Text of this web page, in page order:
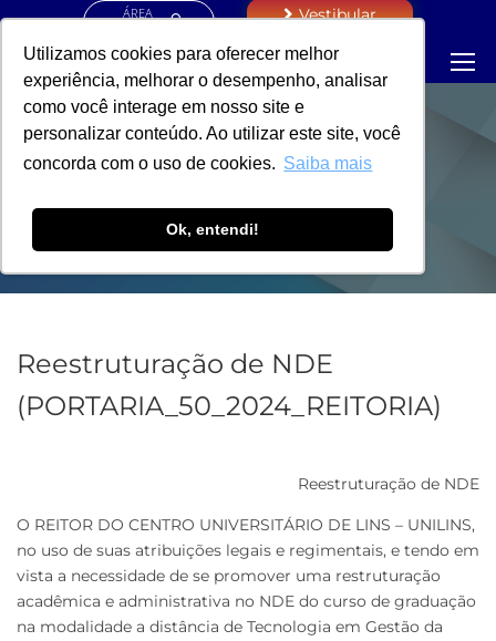
Utilizamos cookies para oferecer melhor
experiência, melhorar o desempenho, analisar
como você interage em nosso site e
personalizar conteúdo. Ao utilizar este site, você
concorda com o uso de cookies. Saiba mais
Ok, entendi!
ÁREA
Vestibular
PORTARIA -
REITORIA
Reestruturação de NDE
(PORTARIA_50_2024_REITORIA)
Reestruturação de NDE
O REITOR DO CENTRO UNIVERSITÁRIO DE LINS – UNILINS,
no uso de suas atribuições legais e regimentais, e tendo em
vista a necessidade de se promover uma restruturação
acadêmica e administrativa no NDE do curso de graduação
na modalidade a distância de Tecnologia em Gestão da